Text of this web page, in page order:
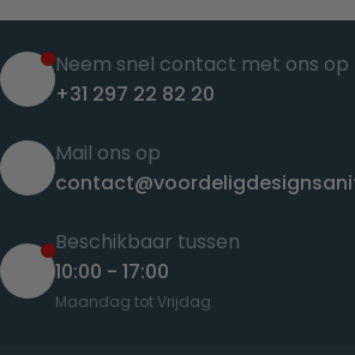
Neem snel contact met ons op
+31 297 22 82 20
Mail ons op
Beschikbaar tussen
10:00 - 17:00
Maandag tot Vrijdag